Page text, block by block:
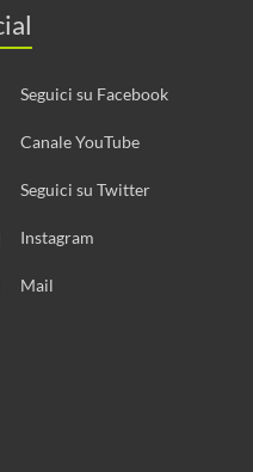
Seguici su Facebook
Canale YouTube
Seguici su Twitter
Instagram
Mail